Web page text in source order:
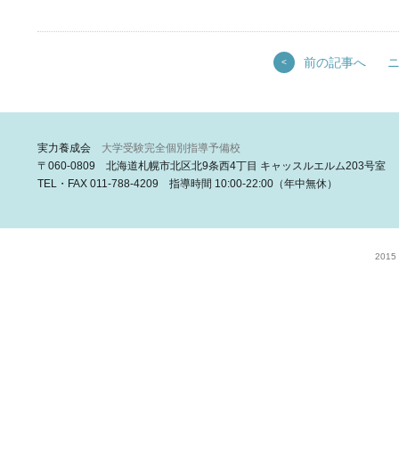
< 前の記事へ
実力養成会 大学受験完全個別指導予備校
〒060-0809 北海道札幌市北区北9条西4丁目 キャッスルエルム203号室
TEL・FAX 011-788-4209 指導時間 10:00-22:00（年中無休）
2015